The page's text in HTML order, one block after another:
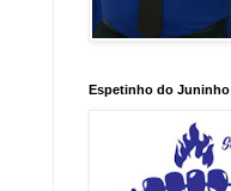
Espetinho do Juninho